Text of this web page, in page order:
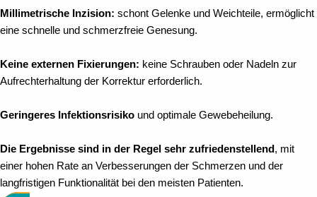
Millimetrische Inzision: schont Gelenke und Weichteile, ermöglicht
eine schnelle und schmerzfreie Genesung.
Keine externen Fixierungen: keine Schrauben oder Nadeln zur
Aufrechterhaltung der Korrektur erforderlich.
Geringeres Infektionsrisiko und optimale Gewebeheilung.
Die Ergebnisse sind in der Regel sehr zufriedenstellend , mit
einer hohen Rate an Verbesserungen der Schmerzen und der
langfristigen Funktionalität bei den meisten Patienten.